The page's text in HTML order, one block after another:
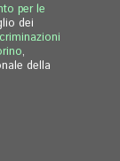
per le
dei
,
della